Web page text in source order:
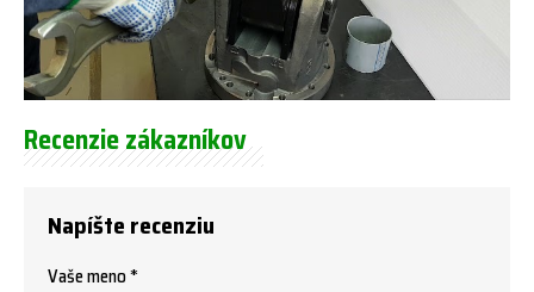
Recenzie zákazníkov
Napíšte recenziu
Vaše meno *